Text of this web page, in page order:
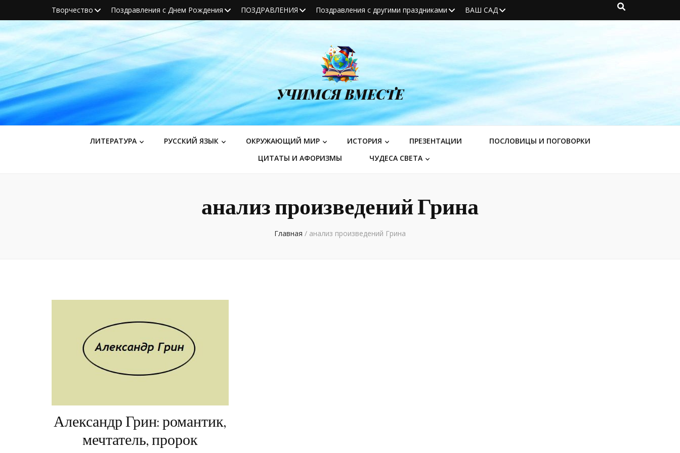
Творчество Поздравления с Днем Рождения ПОЗДРАВЛЕНИЯ Поздравления с другими праздниками ВАШ САД
УЧИМСЯ ВМЕСТЕ
ЛИТЕРАТУРА РУССКИЙ ЯЗЫК ОКРУЖАЮЩИЙ МИР ИСТОРИЯ ПРЕЗЕНТАЦИИ
ПОСЛОВИЦЫ И ПОГОВОРКИ
ЦИТАТЫ И АФОРИЗМЫ
ЧУДЕСА СВЕТА
анализ произведений Грина
Главная / анализ произведений Грина
Александр Грин: романтик,
мечтатель, пророк